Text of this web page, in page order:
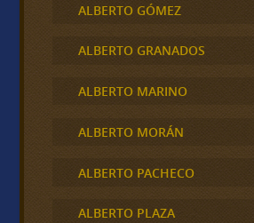
ALBERTO GÓMEZ
ALBERTO GRANADOS
ALBERTO MARINO
ALBERTO MORÁN
ALBERTO PACHECO
ALBERTO PLAZA